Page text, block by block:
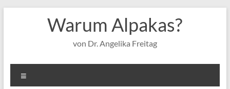
Warum Alpakas?
von Dr. Angelika Freitag